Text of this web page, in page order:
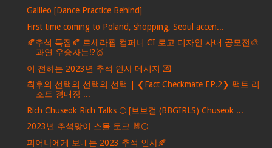
Galileo [Dance Practice Behind]
First time coming to Poland, shopping, Seoul accen...
🍂추석 특집🍂 르세라핌 컴퍼니 CI 로고 디자인 사내 공모전🎨
과연 우승자는⁉️🥇
이 전하는 2023년 추석 인사 메시지 💌
최후의 선택의 선택의 선택 | ❮Fact Checkmate EP.2❯ 팩트 리
조트 경매장 ...
Rich Chuseok Rich Talks 🌕 [브브걸 (BBGIRLS) Chuseok ...
2023년 추석맞이 스몰 토크 🐰🌕
피어나에게 보내는 2023 추석 인사🍂